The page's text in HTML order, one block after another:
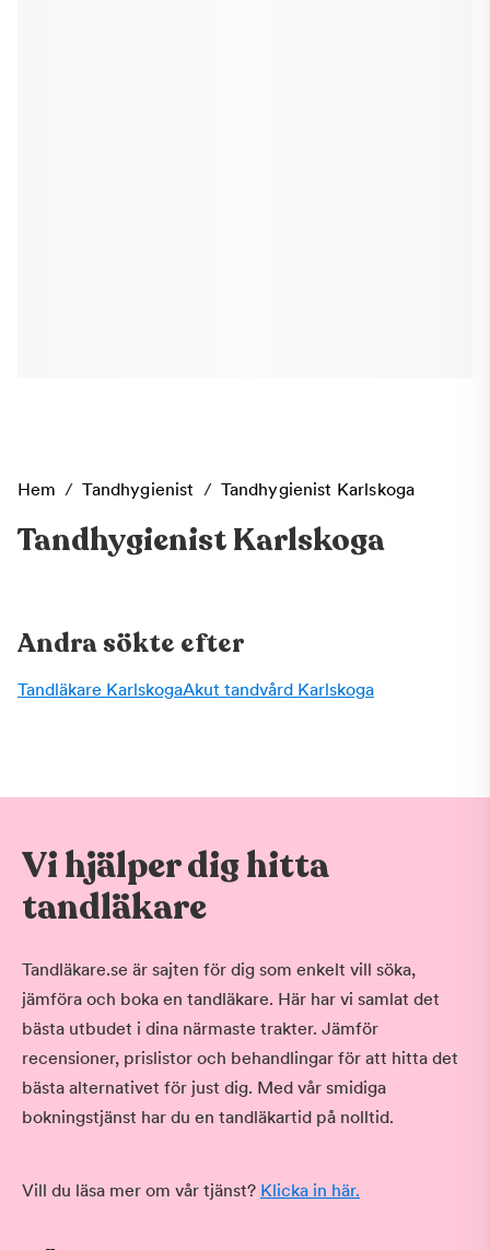
Hem / Tandhygienist / Tandhygienist Karlskoga
Tandhygienist Karlskoga
Andra sökte efter
Tandläkare KarlskogaAkut tandvård Karlskoga
Vi hjälper dig hitta
tandläkare
Tandläkare.se är sajten för dig som enkelt vill söka,
jämföra och boka en tandläkare. Här har vi samlat det
bästa utbudet i dina närmaste trakter. Jämför
recensioner, prislistor och behandlingar för att hitta det
bästa alternativet för just dig. Med vår smidiga
bokningstjänst har du en tandläkartid på nolltid.
Vill du läsa mer om vår tjänst? Klicka in här.